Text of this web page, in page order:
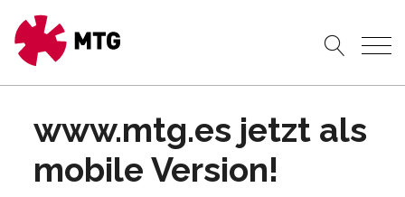
www.mtg.es jetzt als
mobile Version!